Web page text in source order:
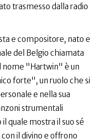
trasmesso dalla radio
e compositore, nato e
del Belgio chiamata
nome "Hartwin" è un
forte", un ruolo che si
e nella sua
strumentali
quale mostra il suo sé
il divino e offrono